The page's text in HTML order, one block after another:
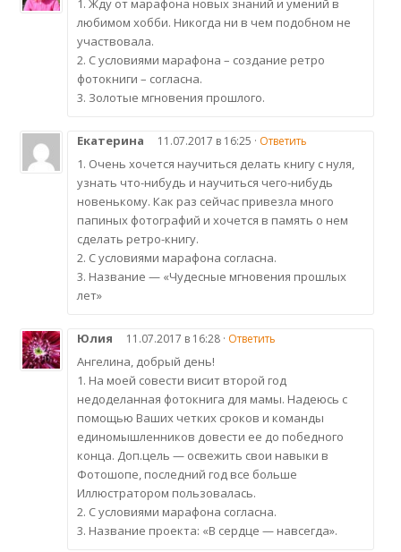
1. Жду от марафона новых знаний и умений в
любимом хобби. Никогда ни в чем подобном не
участвовала.
2. С условиями марафона – создание ретро
фотокниги – согласна.
3. Золотые мгновения прошлого.
Екатерина 11.07.2017 в 16:25 · Ответить
1. Очень хочется научиться делать книгу с нуля,
узнать что-нибудь и научиться чего-нибудь
новенькому. Как раз сейчас привезла много
папиных фотографий и хочется в память о нем
сделать ретро-книгу.
2. С условиями марафона согласна.
3. Название — «Чудесные мгновения прошлых
лет»
Юлия 11.07.2017 в 16:28 · Ответить
Ангелина, добрый день!
1. На моей совести висит второй год
недоделанная фотокнига для мамы. Надеюсь с
помощью Ваших четких сроков и команды
единомышленников довести ее до победного
конца. Доп.цель — освежить свои навыки в
Фотошопе, последний год все больше
Иллюстратором пользовалась.
2. С условиями марафона согласна.
3. Название проекта: «В сердце — навсегда».